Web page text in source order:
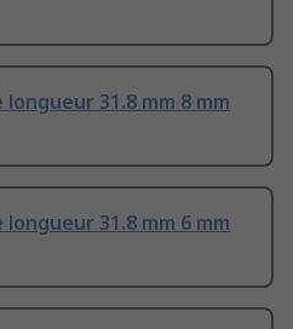
31.8 mm 8 mm
31.8 mm 6 mm